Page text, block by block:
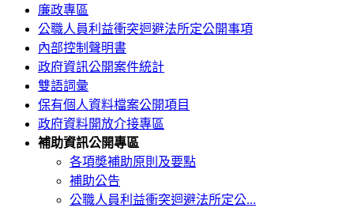
廉政專區
公職人員利益衝突迴避法所定公開事項
內部控制聲明書
政府資訊公開案件統計
雙語詞彙
保有個人資料檔案公開項目
政府資料開放介接專區
補助資訊公開專區
各項奬補助原則及要點
補助公告
公職人員利益衝突迴避法所定公...